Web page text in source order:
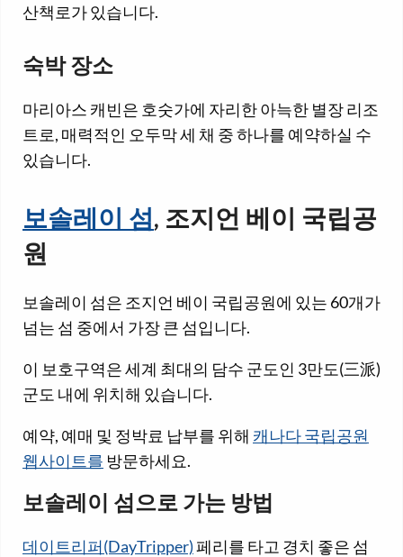
산책로가 있습니다.
숙박 장소
마리아스 캐빈은 호숫가에 자리한 아늑한 별장 리조
트로, 매력적인 오두막 세 채 중 하나를 예약하실 수
있습니다.
보솔레이 섬, 조지언 베이 국립공
원
보솔레이 섬은 조지언 베이 국립공원에 있는 60개가
넘는 섬 중에서 가장 큰 섬입니다.
이 보호구역은 세계 최대의 담수 군도인 3만도(三派)
군도 내에 위치해 있습니다.
예약, 예매 및 정박료 납부를 위해 캐나다 국립공원
웹사이트를 방문하세요.
보솔레이 섬으로 가는 방법
데이트리퍼(DayTripper)페리를 타고 경치 좋은 섬